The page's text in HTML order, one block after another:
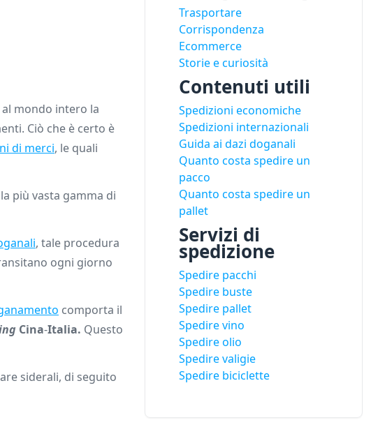
mondo intero la
Ciò che è certo è
di merci, le quali
più vasta gamma di
, tale procedura
ogni giorno
comporta il
Cina-Italia. Questo
siderali, di seguito
Trasportare
Corrispondenza
Ecommerce
Storie e curiosità
Contenuti utili
Spedizioni economiche
Spedizioni internazionali
Guida ai dazi doganali
Quanto costa spedire un
pacco
Quanto costa spedire un
pallet
Servizi di
spedizione
Spedire pacchi
Spedire buste
Spedire pallet
Spedire vino
Spedire olio
Spedire valigie
Spedire biciclette